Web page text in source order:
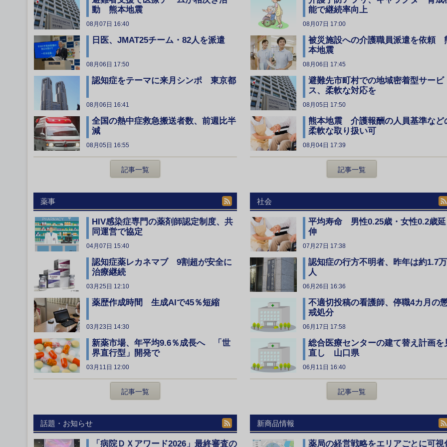
動 熊本地震
08月07日 16:40
日医、JMAT25チーム・82人を派遣
08月06日 17:50
認知症をテーマに来月シンポ 東京都
08月06日 16:41
全国の熱中症救急搬送者数、前週比半
減
08月05日 16:55
記事一覧
能で継続率向上
08月07日 17:00
被災施設への介護職員派遣を依頼
本地震
08月06日 17:45
避難先市町村での地域密着型サービ
ス、柔軟な対応を
08月05日 17:50
熊本地震 介護報酬の人員基準など
柔軟な取り扱い可
08月04日 17:39
記事一覧
薬事
HIV感染症専門の薬剤師認定制度、共
同運営で協定
04月07日 15:40
認知症薬レカネマブ 9割超が安全に
治療継続
03月25日 12:10
薬歴作成時間 生成AIで45％短縮
03月23日 14:30
新薬市場、年平均9.6％成長へ 「世
界直行型」開発で
03月11日 12:00
記事一覧
社会
平均寿命 男性0.25歳・女性0.2歳延
伸
07月27日 17:38
認知症の行方不明者、昨年は約1.7万
人
06月26日 16:36
不適切投稿の看護師、停職4カ月の
戒処分
06月17日 17:58
総合医療センターの建て替え計画を
直し 山口県
06月11日 16:40
記事一覧
話題・お知らせ
「病院ＤＸアワード2026」最終審査の
新商品情報
薬局の経営戦略をエリアごとに可視